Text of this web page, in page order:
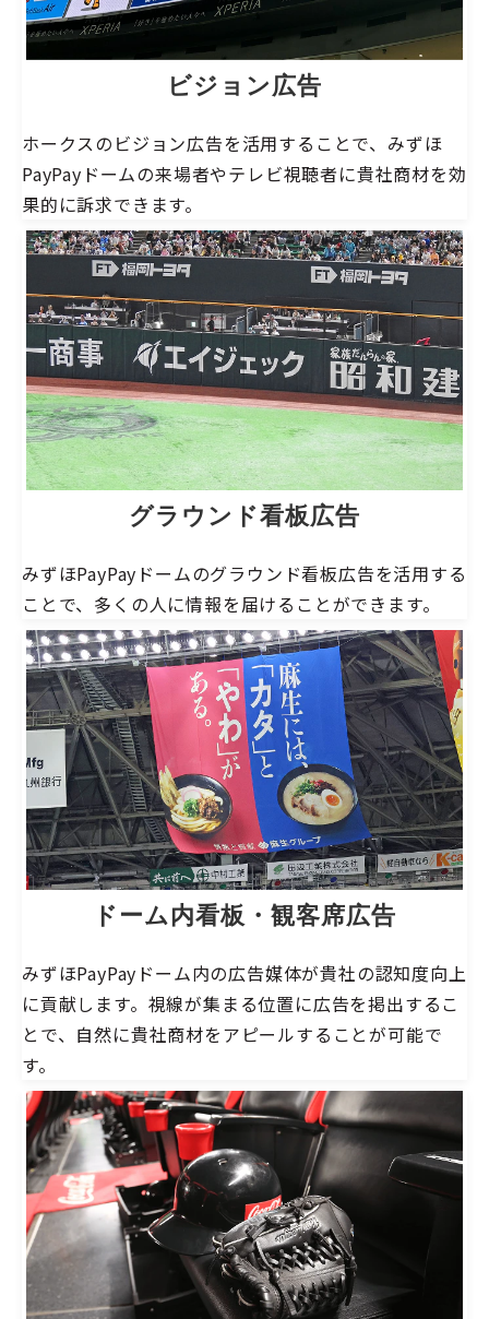
ビジョン広告
ホークスのビジョン広告を活用することで、みずほ
PayPayドームの来場者やテレビ視聴者に貴社商材を効
果的に訴求できます。
グラウンド看板広告
みずほPayPayドームのグラウンド看板広告を活用する
ことで、多くの人に情報を届けることができます。
ドーム内看板・観客席広告
みずほPayPayドーム内の広告媒体が貴社の認知度向上
に貢献します。視線が集まる位置に広告を掲出するこ
とで、自然に貴社商材をアピールすることが可能で
す。